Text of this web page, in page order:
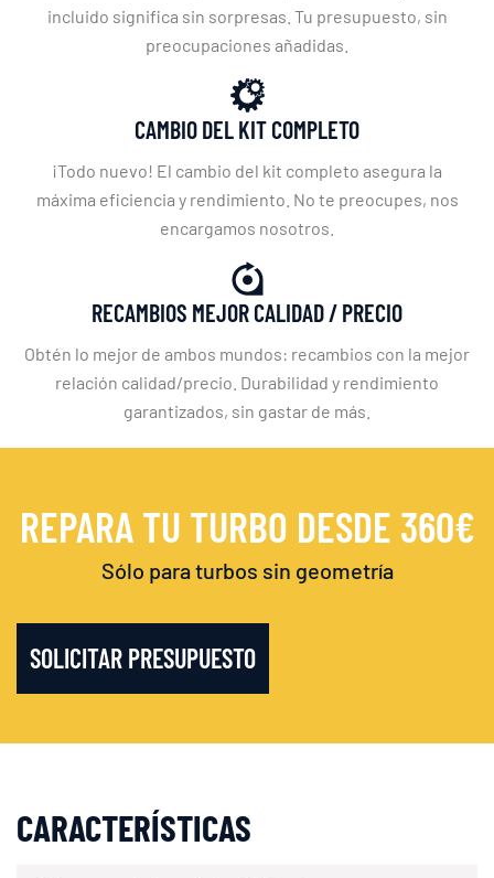
incluido significa sin sorpresas. Tu presupuesto, sin
preocupaciones añadidas.
CAMBIO DEL KIT COMPLETO
¡Todo nuevo! El cambio del kit completo asegura la
máxima eficiencia y rendimiento. No te preocupes, nos
encargamos nosotros.
RECAMBIOS MEJOR CALIDAD / PRECIO
Obtén lo mejor de ambos mundos: recambios con la mejor
relación calidad/precio. Durabilidad y rendimiento
garantizados, sin gastar de más.
REPARA TU TURBO DESDE 360€
Sólo para turbos sin geometría
SOLICITAR PRESUPUESTO
CARACTERÍSTICAS